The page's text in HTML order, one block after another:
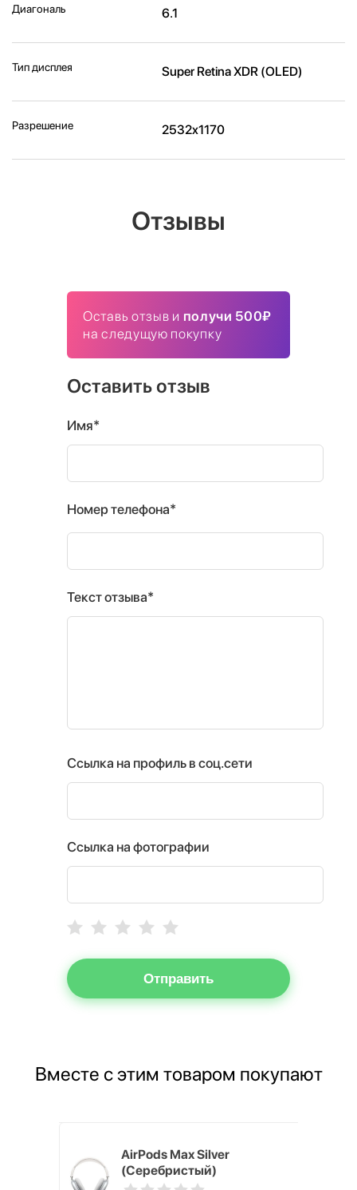
Диагональ 6.1
Тип дисплея Super Retina XDR (OLED)
Разрешение 2532x1170
Отзывы
Оставь отзыв и получи 500₽
на следущую покупку
Оставить отзыв
Имя*
Номер телефона*
Текст отзыва*
Ссылка на профиль в соц.сети
Ссылка на фотографии
Отправить
Вместе с этим товаром покупают
AirPods Max Silver
(Серебристый)